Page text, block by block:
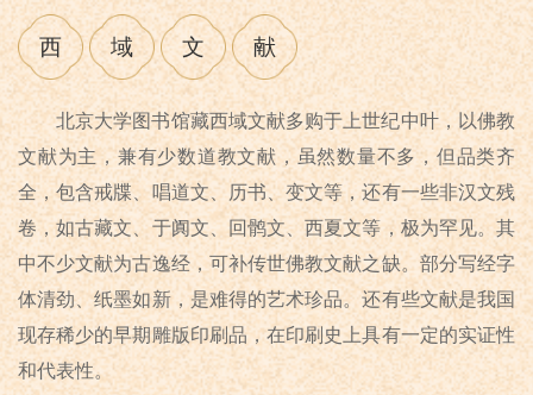
西 域 文 献
北京大学图书馆藏西域文献多购于上世纪中叶，以佛教
文献为主，兼有少数道教文献，虽然数量不多，但品类齐
全，包含戒牒、唱道文、历书、变文等，还有一些非汉文残
卷，如古藏文、于阗文、回鹘文、西夏文等，极为罕见。其
中不少文献为古逸经，可补传世佛教文献之缺。部分写经字
体清劲、纸墨如新，是难得的艺术珍品。还有些文献是我国
现存稀少的早期雕版印刷品，在印刷史上具有一定的实证性
和代表性。